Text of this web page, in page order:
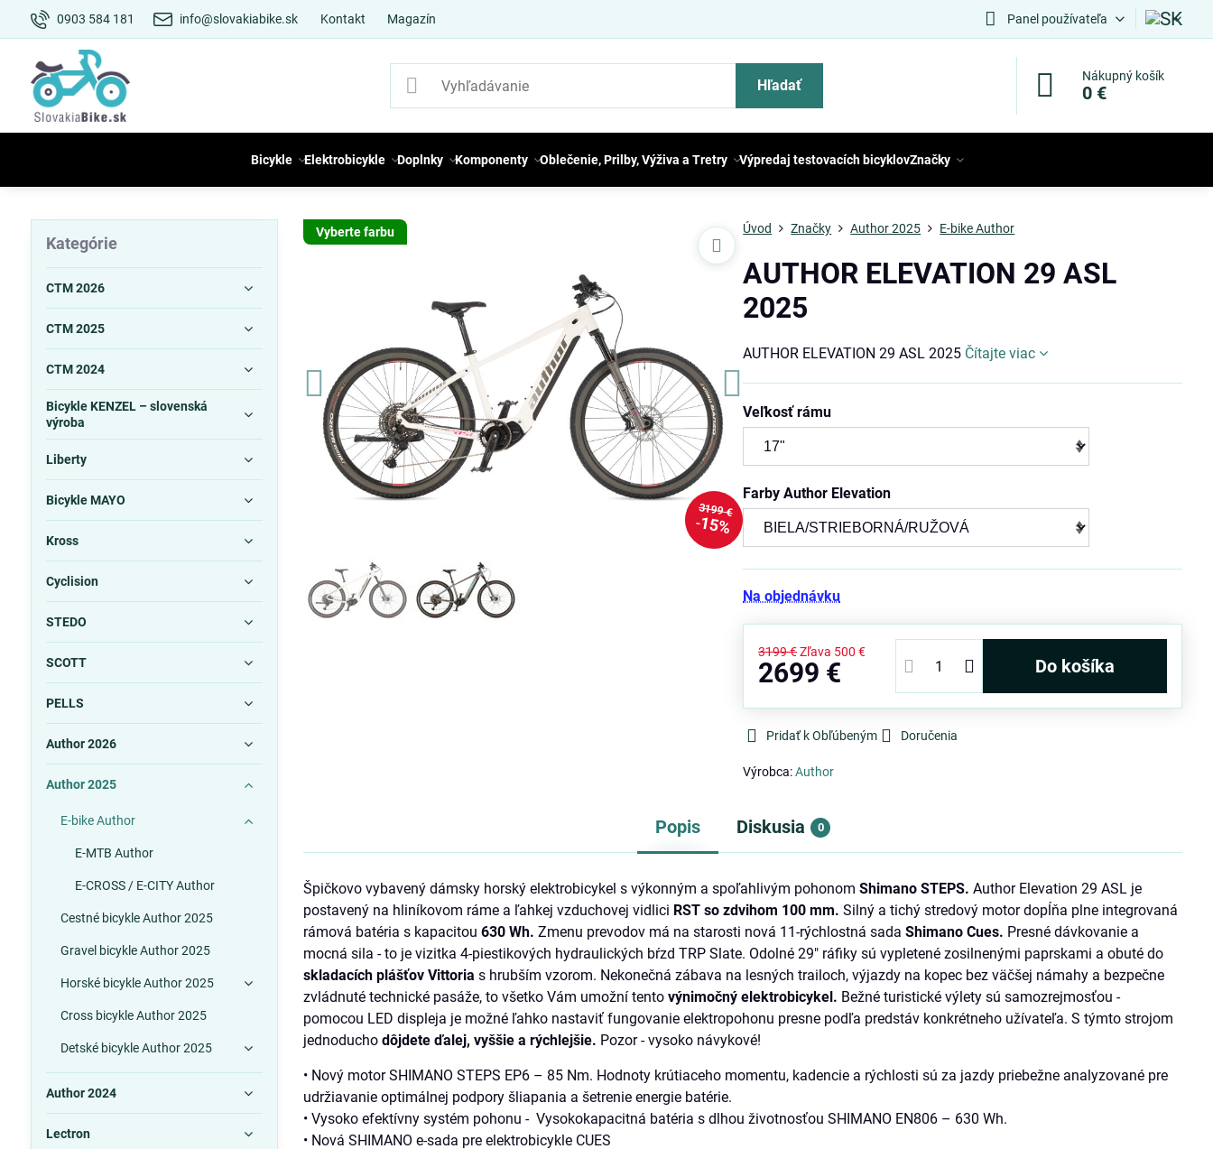
0903 584 181 info@slovakiabike.sk Kontakt Magazín Panel používateľa
Hľadať
Nákupný košík
0 €
Bicykle Elektrobicykle Doplnky Komponenty Oblečenie, Prilby, Výživa a Tretry Výpredaj testovacích bicyklovZnačky
Vyberte farbu
3199 €
15%
Úvod Značky Author 2025 E-bike Author
AUTHOR ELEVATION 29 ASL
2025
AUTHOR ELEVATION 29 ASL 2025 Čítajte viac
Veľkosť rámu
Farby Author Elevation
Na objednávku
3199 € Zľava 500 €
2699 € Do košíka
Pridať k Obľúbeným Doručenia
Výrobca:Author
Popis Diskusia 0
Špičkovo vybavený dámsky horský elektrobicykel s výkonným a spoľahlivým pohonomShimano STEPS. Author Elevation 29 ASL je
postavený na hliníkovom ráme a ľahkej vzduchovej vidlici RST so zdvihom 100 mm. Silný a tichý stredový motor dopĺňa plne integrovaná
rámová batéria s kapacitou 630 Wh. Zmenu prevodov má na starosti nová 11-rýchlostná sadaShimano Cues. Presné dávkovanie a
mocná sila - to je vizitka 4-piestikových hydraulických bŕzd TRP Slate. Odolné 29" ráfiky sú vypletené zosilnenými paprskami a obuté do
skladacích plášťov Vittoria s hrubším vzorom. Nekonečná zábava na lesných trailoch, výjazdy na kopec bez väčšej námahy a bezpečne
zvládnuté technické pasáže, to všetko Vám umožní tentovýnimočný elektrobicykel. Bežné turistické výlety sú samozrejmosťou -
pomocou LED displeja je možné ľahko nastaviť fungovanie elektropohonu presne podľa predstáv konkrétneho užívateľa. S týmto strojom
jednoduchodôjdete ďalej, vyššie a rýchlejšie. Pozor - vysoko návykové!
• Nový motor SHIMANO STEPS EP6 – 85 Nm. Hodnoty krútiaceho momentu, kadencie a rýchlosti sú za jazdy priebežne analyzované pre
udržiavanie optimálnej podpory šliapania a šetrenie energie batérie.
• Vysoko efektívny systém pohonu - Vysokokapacitná batéria s dlhou životnosťou SHIMANO EN806 – 630 Wh.
• Nová SHIMANO e-sada pre elektrobicykle CUES
Kategórie
CTM 2026
CTM 2025
CTM 2024
Bicykle KENZEL – slovenská
výroba
Liberty
Bicykle MAYO
Kross
Cyclision
STEDO
SCOTT
PELLS
Author 2026
Author 2025
E-bike Author
E-MTB Author
E-CROSS / E-CITY Author
Cestné bicykle Author 2025
Gravel bicykle Author 2025
Horské bicykle Author 2025
Cross bicykle Author 2025
Detské bicykle Author 2025
Author 2024
Lectron